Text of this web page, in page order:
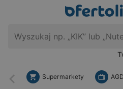
Wstecz
Supermarkety AGD